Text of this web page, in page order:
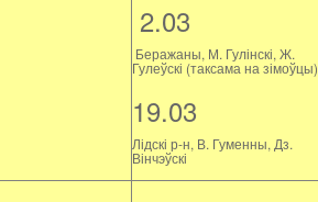
2.03
Беражаны, М. Гулінскі, Ж.
Гулеўскі (таксама на зімоўцы)
19.03
Лідскі р-н, В. Гуменны, Дз.
Вінчэўскі